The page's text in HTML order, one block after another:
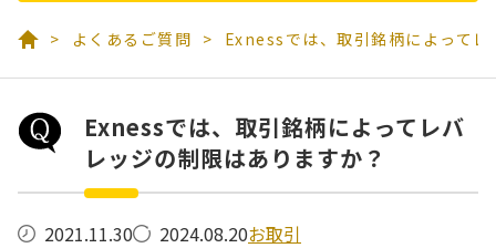
よくあるご質問 Exnessでは、取引銘柄によって
Exnessでは、取引銘柄によってレバ
レッジの制限はありますか？
2021.11.30 2024.08.20お取引